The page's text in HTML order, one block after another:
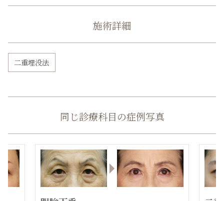
施術詳細
二重埋没法
同じ診療科目の症例写真